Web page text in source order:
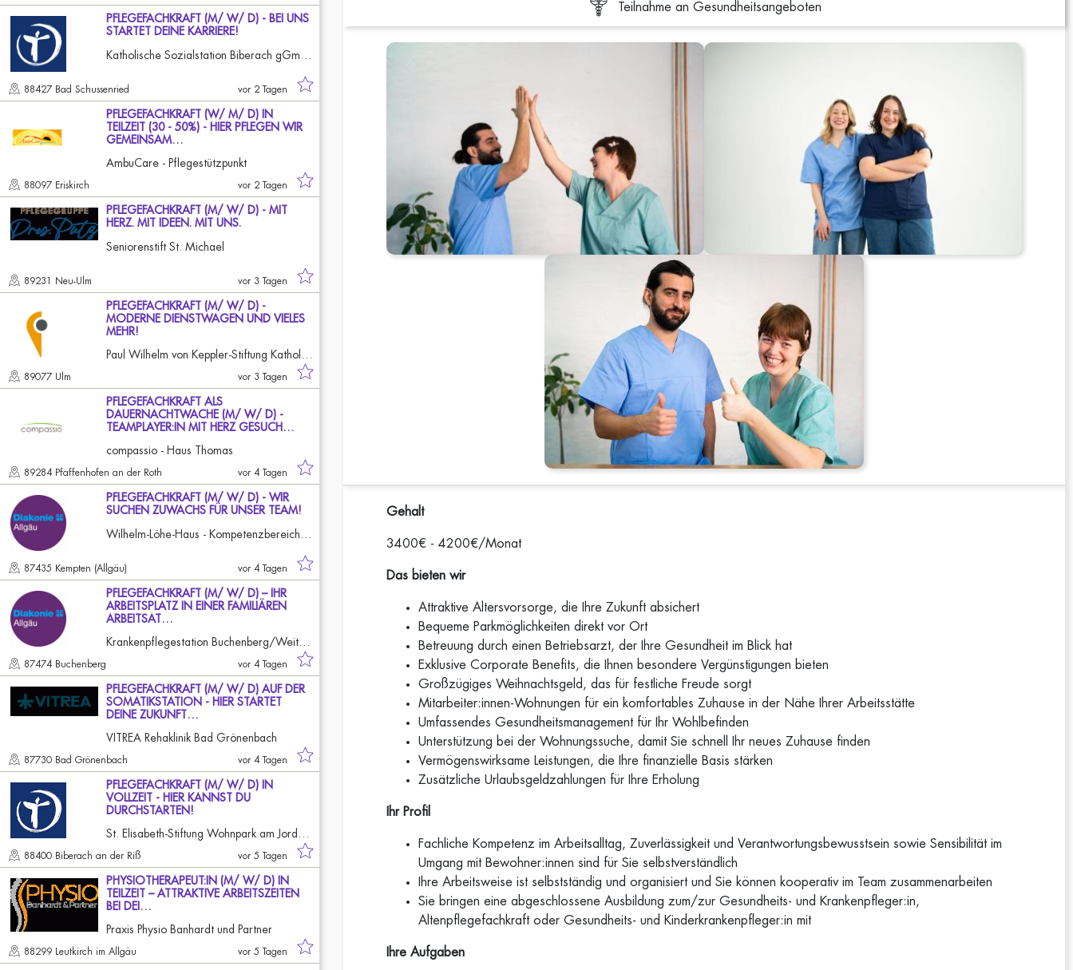
PFLEGEFACHKRAFT (M/ W/ D) - BEI UNS
STARTET DEINE KARRIERE!
88427 Bad Schussenried vor 2 Tagen
PFLEGEFACHKRAFT (W/ M/ D) IN
TEILZEIT (30 - 50%) - HIER PFLEGEN WIR
GEMEINSAM…
AmbuCare - Pflegestützpunkt
88097 Eriskirch vor 2 Tagen
PFLEGEFACHKRAFT (M/ W/ D) - MIT
HERZ. MIT IDEEN. MIT UNS.
Seniorenstift St. Michael
89231 Neu-Ulm vor 3 Tagen
PFLEGEFACHKRAFT (M/ W/ D) -
MODERNE DIENSTWAGEN UND VIELES
MEHR!
89077 Ulm vor 3 Tagen
PFLEGEFACHKRAFT ALS
DAUERNACHTWACHE (M/ W/ D) -
TEAMPLAYER:IN MIT HERZ GESUCH…
compassio - Haus Thomas
89284 Pfaffenhofen an der Roth vor 4 Tagen
PFLEGEFACHKRAFT (M/ W/ D) - WIR
SUCHEN ZUWACHS FÜR UNSER TEAM!
87435 Kempten (Allgäu) vor 4 Tagen
PFLEGEFACHKRAFT (M/ W/ D) – IHR
ARBEITSPLATZ IN EINER FAMILIÄREN
ARBEITSAT…
87474 Buchenberg vor 4 Tagen
PFLEGEFACHKRAFT (M/ W/ D) AUF DER
SOMATIKSTATION - HIER STARTET
DEINE ZUKUNFT…
VITREA Rehaklinik Bad Grönenbach
87730 Bad Grönenbach vor 4 Tagen
PFLEGEFACHKRAFT (M/ W/ D) IN
VOLLZEIT - HIER KANNST DU
DURCHSTARTEN!
88400 Biberach an der Riß vor 5 Tagen
PHYSIOTHERAPEUT:IN (M/ W/ D) IN
TEILZEIT – ATTRAKTIVE ARBEITSZEITEN
BEI DEI…
Praxis Physio Banhardt und Partner
88299 Leutkirch im Allgäu vor 5 Tagen
Teilnahme an Gesundheitsangeboten
Gehalt
3400€ - 4200€/Monat
Das bieten wir
Attraktive Altersvorsorge, die Ihre Zukunft absichert
Bequeme Parkmöglichkeiten direkt vor Ort
Betreuung durch einen Betriebsarzt, der Ihre Gesundheit im Blick hat
Exklusive Corporate Benefits, die Ihnen besondere Vergünstigungen bieten
Großzügiges Weihnachtsgeld, das für festliche Freude sorgt
Mitarbeiter:innen-Wohnungen für ein komfortables Zuhause in der Nähe Ihrer Arbeitsstätte
Umfassendes Gesundheitsmanagement für Ihr Wohlbefinden
Unterstützung bei der Wohnungssuche, damit Sie schnell Ihr neues Zuhause finden
Vermögenswirksame Leistungen, die Ihre finanzielle Basis stärken
Zusätzliche Urlaubsgeldzahlungen für Ihre Erholung
Ihr Profil
Fachliche Kompetenz im Arbeitsalltag, Zuverlässigkeit und Verantwortungsbewusstsein sowie Sensibilität im
Umgang mit Bewohner:innen sind für Sie selbstverständlich
Ihre Arbeitsweise ist selbstständig und organisiert und Sie können kooperativ im Team zusammenarbeiten
Sie bringen eine abgeschlossene Ausbildung zum/zur Gesundheits- und Krankenpfleger:in,
Altenpflegefachkraft oder Gesundheits- und Kinderkrankenpfleger:in mit
Ihre Aufgaben